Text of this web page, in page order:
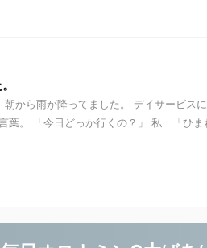
から雨が降ってました。 デイサービス
葉。 「今日どっか行くの？」 私 「ひま